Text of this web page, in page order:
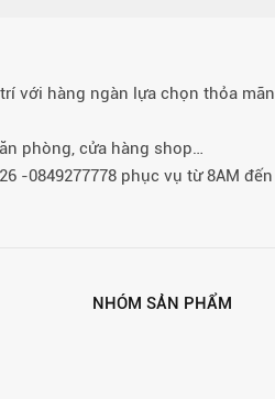
với hàng ngàn lựa chọn thỏa mãn
phòng, cửa hàng shop…
-0849277778 phục vụ từ 8AM đến
NHÓM SẢN PHẨM